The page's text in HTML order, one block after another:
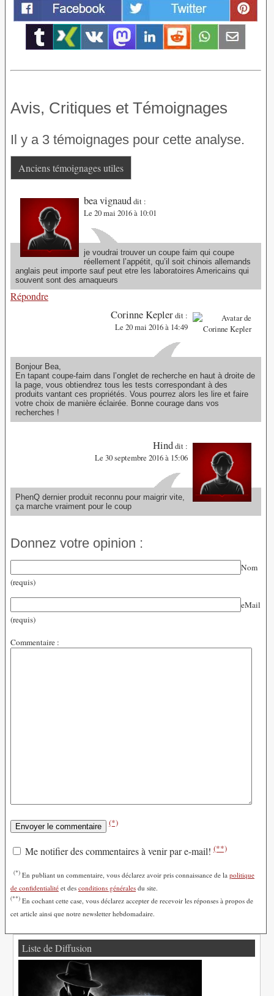
Avis, Critiques et Témoignages
Il y a 3 témoignages pour cette analyse.
Anciens témoignages utiles
bea vignauddit :
Le 20 mai 2016 à 10:01
je voudrai trouver un coupe faim qui coupe
réellement l’appétit, qu’il soit chinois allemands
anglais peut importe sauf peut etre les laboratoires Americains qui
souvent sont des arnaqueurs
Répondre
Corinne Keplerdit :
Le 20 mai 2016 à 14:49
Bonjour Bea,
En tapant coupe-faim dans l’onglet de recherche en haut à droite de
la page, vous obtiendrez tous les tests correspondant à des
produits vantant ces propriétés. Vous pourrez alors les lire et faire
votre choix de manière éclairée. Bonne courage dans vos
recherches !
Hinddit :
Le 30 septembre 2016 à 15:06
PhenQ dernier produit reconnu pour maigrir vite,
ça marche vraiment pour le coup
Donnez votre opinion :
Nom
(requis)
eMail
(requis)
Commentaire :
(*)
Me notifier des commentaires à venir par e-mail! (**)
(*) En publiant un commentaire, vous déclarez avoir pris connaissance de la politique
de confidentialité et des conditions générales du site.
(**) En cochant cette case, vous déclarez accepter de recevoir les réponses à propos de
cet article ainsi que notre newsletter hebdomadaire.
Liste de Diffusion